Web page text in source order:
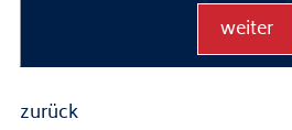
weiter
zurück